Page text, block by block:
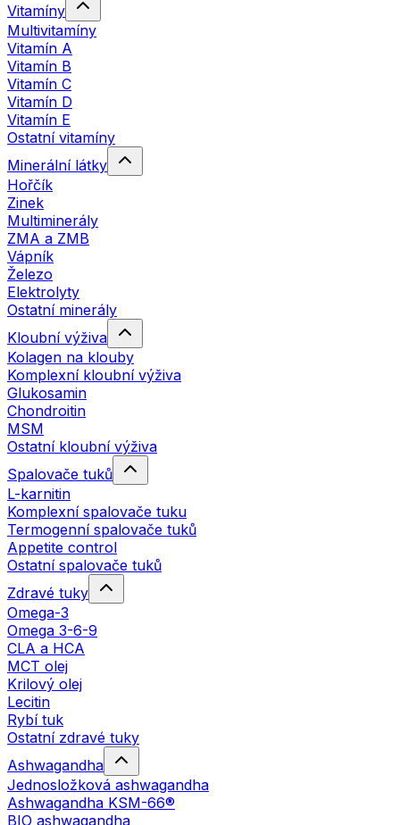
Vitamíny
Multivitamíny
Vitamín A
Vitamín B
Vitamín C
Vitamín D
Vitamín E
Ostatní vitamíny
Minerální látky
Hořčík
Zinek
Multiminerály
ZMA a ZMB
Vápník
Železo
Elektrolyty
Ostatní minerály
Kloubní výživa
Kolagen na klouby
Komplexní kloubní výživa
Glukosamin
Chondroitin
MSM
Ostatní kloubní výživa
Spalovače tuků
L-karnitin
Komplexní spalovače tuku
Termogenní spalovače tuků
Appetite control
Ostatní spalovače tuků
Zdravé tuky
Omega-3
Omega 3-6-9
CLA a HCA
MCT olej
Krilový olej
Lecitin
Rybí tuk
Ostatní zdravé tuky
Ashwagandha
Jednosložková ashwagandha
Ashwagandha KSM-66®
BIO ashwagandha